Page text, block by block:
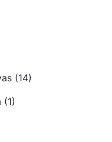
(14)
(1)